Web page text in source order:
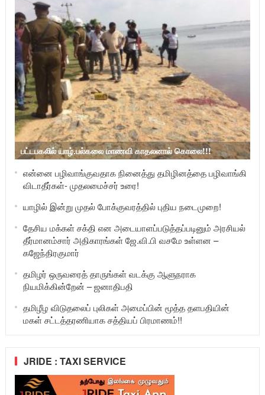
பட்டபகலில் யாழ்.பல்கலை மாணவி காதலனால் கொலை!!!
என்னை பழிவாங்குவதாக நினைத்து தமிழினத்தை பழிவாங்கி
விடாதீர்கள்- முதலமைச்சர் உரை!
யாழில் இன்று முதல் போக்குவரத்தில் புதிய நடைமுறை!
தேசிய மக்கள் சக்தி என அடையாளப்படுத்தப்படினும் அரசியல்
தீர்மானம்சார் அதிகாரங்கள் ஜே.வி.பி வசமே உள்ளன –
கஜேந்திரகுமார்
தமிழர் ஒருவரைத் தாருங்கள் வடக்கு ஆளுநராக
நியமிக்கின்றேன் – ஜனாதிபதி
தமிழீழ விடுதலைப் புலிகள் அமைப்பின் மூத்த தளபதியின்
மகள் சட்டத்தரணியாக சத்தியப் பிரமாணம்!!
JRIDE : TAXI SERVICE